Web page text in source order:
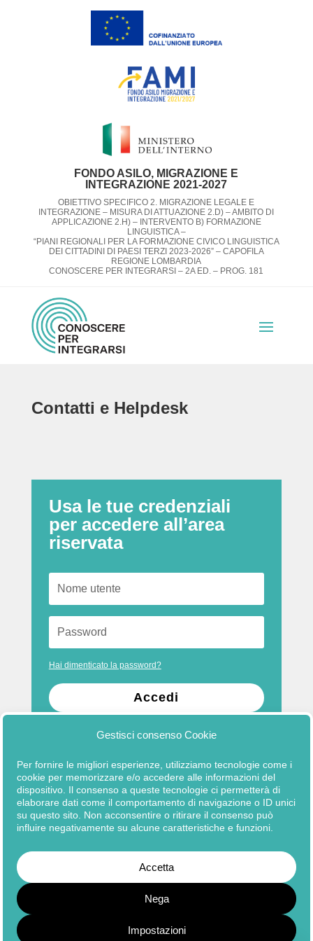
Gestisci consenso Cookie
Per fornire le migliori esperienze, utilizziamo tecnologie come i
cookie per memorizzare e/o accedere alle informazioni del
dispositivo. Il consenso a queste tecnologie ci permetterà di
elaborare dati come il comportamento di navigazione o ID unici
su questo sito. Non acconsentire o ritirare il consenso può
influire negativamente su alcune caratteristiche e funzioni.
Accetta
Nega
Impostazioni
FONDO ASILO, MIGRAZIONE E
INTEGRAZIONE 2021-2027
OBIETTIVO SPECIFICO 2. MIGRAZIONE LEGALE E
INTEGRAZIONE – MISURA DI ATTUAZIONE 2.D) – AMBITO DI
APPLICAZIONE 2.H) – INTERVENTO B) FORMAZIONE
LINGUISTICA –
“PIANI REGIONALI PER LA FORMAZIONE CIVICO LINGUISTICA
DEI CITTADINI DI PAESI TERZI 2023-2026” – CAPOFILA
REGIONE LOMBARDIA​
CONOSCERE PER INTEGRARSI – 2A ED. – PROG. 181
Contatti e Helpdesk
Usa le tue credenziali
per accedere all’area
riservata
Hai dimenticato la password?
Accedi
Copyright © 2026Fondazione ISMU ETS